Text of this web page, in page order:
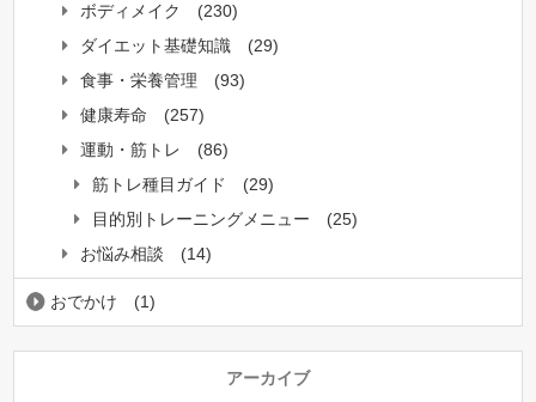
ボディメイク
(230)
ダイエット基礎知識
(29)
食事・栄養管理
(93)
健康寿命
(257)
運動・筋トレ
(86)
筋トレ種目ガイド
(29)
目的別トレーニングメニュー
(25)
お悩み相談
(14)
おでかけ (1)
アーカイブ